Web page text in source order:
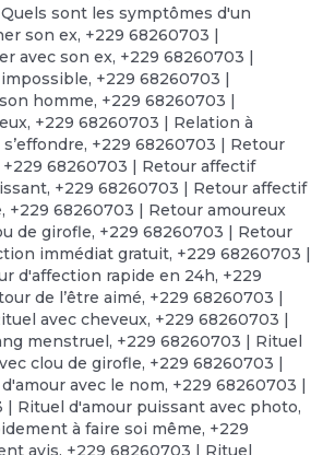
sont les symptômes d'un
son ex, +229 68260703 |
avec son ex, +229 68260703 |
, +229 68260703 |
homme, +229 68260703 |
, +229 68260703 | Relation à
, +229 68260703 | Retour
+229 68260703 | Retour affectif
, +229 68260703 | Retour affectif
, +229 68260703 | Retour amoureux
de girofle, +229 68260703 | Retour
immédiat gratuit, +229 68260703 |
d'affection rapide en 24h, +229
de l’être aimé, +229 68260703 |
avec cheveux, +229 68260703 |
menstruel, +229 68260703 | Rituel
clou de girofle, +229 68260703 |
avec le nom, +229 68260703 |
| Rituel d'amour puissant avec photo,
à faire soi même, +229
avis, +229 68260703 | Rituel